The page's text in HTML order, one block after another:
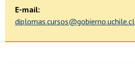
E-mail:
diplomas.cursos@gobierno.uchile.cl